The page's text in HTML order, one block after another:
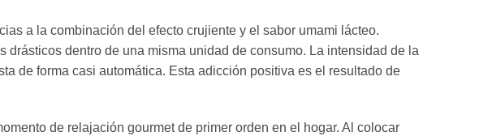
a la combinación del efecto crujiente y el sabor umami lácteo.
dentro de una misma unidad de consumo. La intensidad de la
de forma casi automática. Esta adicción positiva es el resultado de
de relajación gourmet de primer orden en el hogar. Al colocar